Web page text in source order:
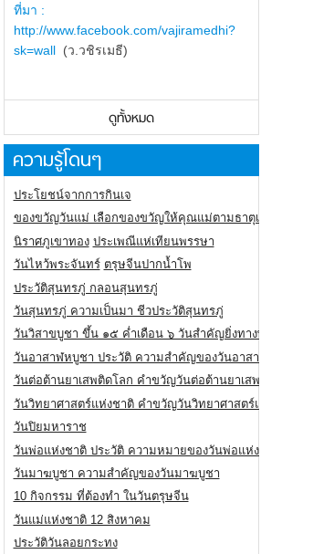
ที่มา :
http://www.facebook.com/vajiramedhi?
sk=wall(ว.วชิรเมธี)
ดูทั้งหมด
ความรู้โดนๆ
ประโยชน์จากการกินเจ
ของขวัญวันแม่ เลือกของขวัญให้คุณแม่ตามธาตุเกิด
นิราศภูเขาทอง ประเพณีแห่เทียนพรรษา
วันไหว้พระจันทร์ ตรุษจีนปากน้ำโพ
ประวัติสุนทรภู่ กลอนสุนทรภู่
วันสุนทรภู่ ความเป็นมา ชีวประวัติสุนทรภู่
วันวิสาขบูชา ขึ้น ๑๕ ค่ำเดือน ๖ วันสำคัญยิ่งทางพระพุทธศา
วันอาสาฬหบูชา ประวัติ ความสําคัญของวันอาสาฬหบูชา
วันต่อต้านยาเสพติดโลก คำขวัญวันต่อต้านยาเสพติดสากล
วันวิทยาศาสตร์แห่งชาติ คำขวัญวันวิทยาศาสตร์แห่งชาติ
วันปิยมหาราช
วันพ่อแห่งชาติ ประวัติ ความหมายของวันพ่อแห่งชาติ
วันมาฆบูชา ความสำคัญของวันมาฆบูชา
10 กิจกรรม ที่ต้องทำ ในวันตรุษจีน
วันแม่แห่งชาติ 12 สิงหาคม
ประวัติวันลอยกระทง